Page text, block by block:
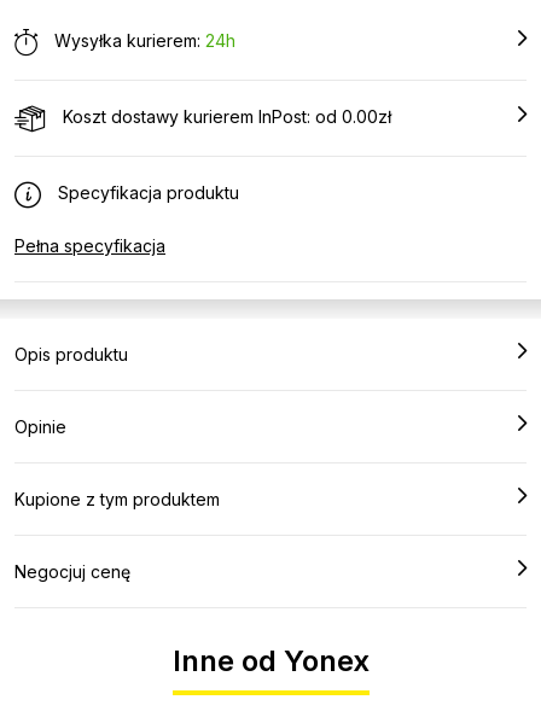
Wysyłka kurierem: 24h
Koszt dostawy kurierem InPost: od 0.00zł
Specyfikacja produktu
Pełna specyfikacja
Opis produktu
Opinie
Kupione z tym produktem
Negocjuj cenę
Inne od Yonex